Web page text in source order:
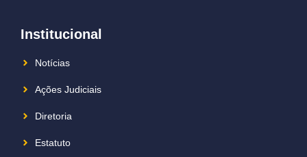
Institucional
Notícias
Ações Judiciais
Diretoria
Estatuto